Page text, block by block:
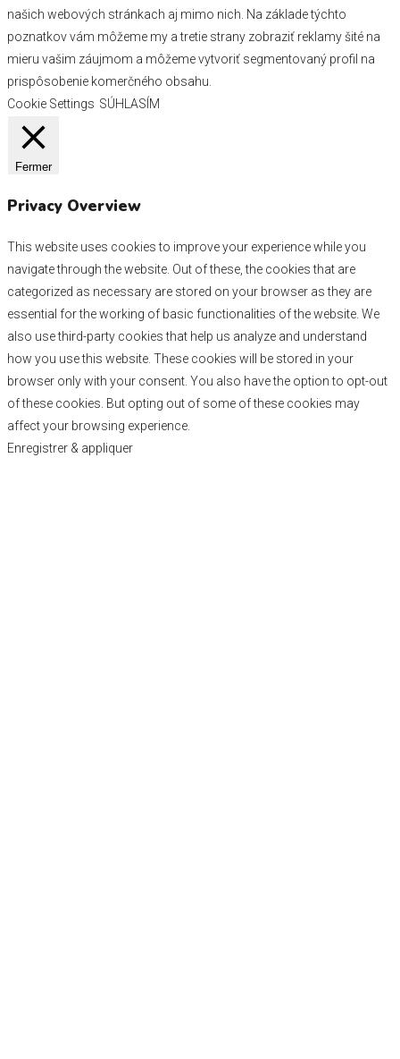
našich webových stránkach aj mimo nich. Na základe týchto
poznatkov vám môžeme my a tretie strany zobraziť reklamy šité na
mieru vašim záujmom a môžeme vytvoriť segmentovaný profil na
prispôsobenie komerčného obsahu.
Cookie Settings SÚHLASÍM
Fermer
Privacy Overview
This website uses cookies to improve your experience while you
navigate through the website. Out of these, the cookies that are
categorized as necessary are stored on your browser as they are
essential for the working of basic functionalities of the website. We
also use third-party cookies that help us analyze and understand
how you use this website. These cookies will be stored in your
browser only with your consent. You also have the option to opt-out
of these cookies. But opting out of some of these cookies may
affect your browsing experience.
Enregistrer & appliquer